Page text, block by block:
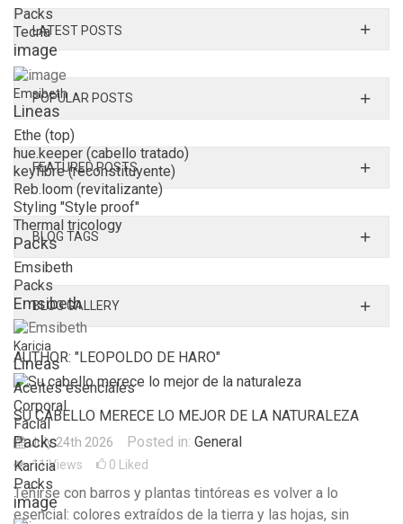
Packs
Tecna
image
Emsibeth
Lineas
Ethe (top)
hue.keeper (cabello tratado)
keyfibre (reconstituyente)
Reb.loom (revitalizante)
Styling "Style proof"
Thermal tricology
Packs
Emsibeth
Packs
Emsibeth
Karicia
Lineas
Aceites esenciales
Corporal
Facial
Packs
Karicia
Packs
image
LATEST POSTS
POPULAR POSTS
FEATURED POSTS
BLOG TAGS
BLOG GALLERY
AUTHOR: "LEOPOLDO DE HARO"
SU CABELLO MERECE LO MEJOR DE LA NATURALEZA
Posted in: General
July 24th 2026
11Views 0 Liked
Teñirse con barros y plantas tintóreas es volver a lo
esencial: colores extraídos de la tierra y las hojas, sin